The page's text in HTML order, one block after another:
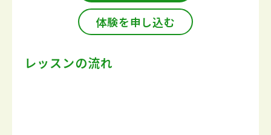
体験を申し込む
レッスンの流れ